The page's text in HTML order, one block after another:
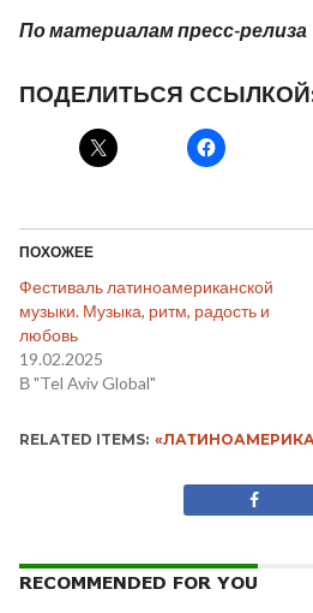
По материалам пресс-релиза
ПОДЕЛИТЬСЯ
ПОХОЖЕЕ
Фестиваль латиноамериканской
музыки. Музыка, ритм, радость и
любовь
19.02.2025
В "Tel Aviv Global"
RELATED ITEMS:
RECOMMENDED FOR YOU